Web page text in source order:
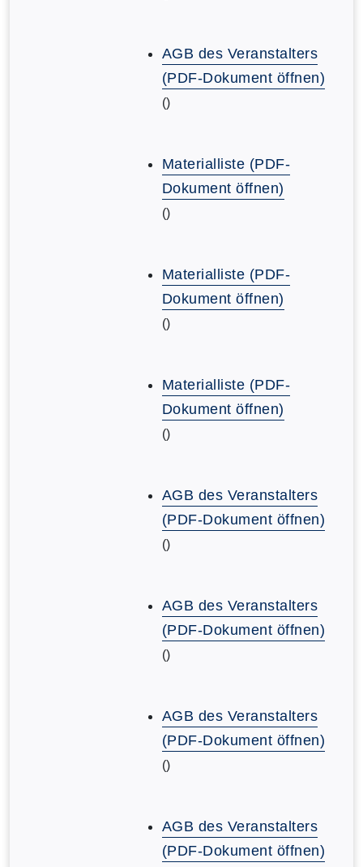
AGB des Veranstalters
(PDF-Dokument öffnen)
()
Materialliste (PDF-
Dokument öffnen)
()
Materialliste (PDF-
Dokument öffnen)
()
Materialliste (PDF-
Dokument öffnen)
()
AGB des Veranstalters
(PDF-Dokument öffnen)
()
AGB des Veranstalters
(PDF-Dokument öffnen)
()
AGB des Veranstalters
(PDF-Dokument öffnen)
()
AGB des Veranstalters
(PDF-Dokument öffnen)